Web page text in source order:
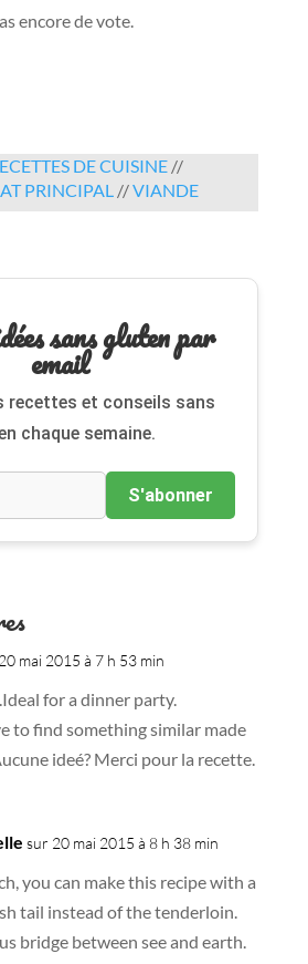
encore de vote.
DE CUISINE//
PRINCIPAL//VIANDE
sans gluten par
email
recettes et conseils sans
chaque semaine.
S'abonner
mai 2015 à 7 h 53 min
for a dinner party.
to find something similar made
ideé? Merci pour la recette.
sur 20 mai 2015 à 8 h 38 min
you can make this recipe with a
tail instead of the tenderloin.
bridge between see and earth.